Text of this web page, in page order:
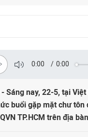
0:00 / 0:00
- Sáng nay, 22-5, tại
buổi gặp mặt chư tôn
TP.HCM trên địa